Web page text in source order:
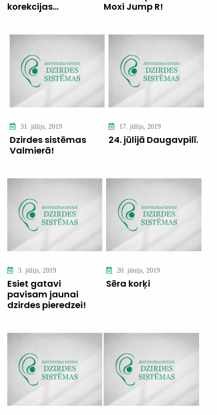
korekcijas...
Moxi Jump R!
31. jūlijs, 2019
Dzirdes sistēmas
Valmierā!
17. jūlijs, 2019
24. jūlijā Daugavpilī.
3. jūlijs, 2019
Esiet gatavi
pavisam jaunai
dzirdes pieredzei!
20. jūnijs, 2019
Sēra korķi